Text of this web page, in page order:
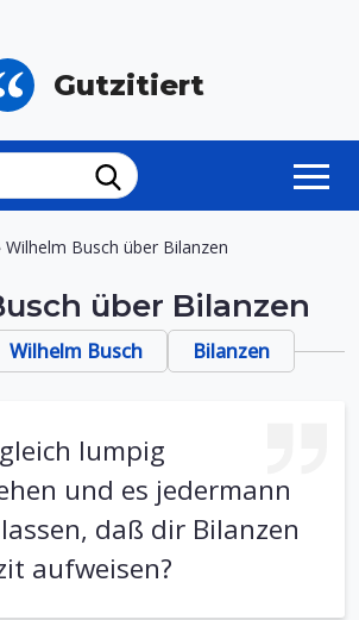
Gutzitiert
Wilhelm Busch über Bilanzen
über Bilanzen
Wilhelm Busch Bilanzen
lumpig
und es jedermann
daß dir Bilanzen
aufweisen?